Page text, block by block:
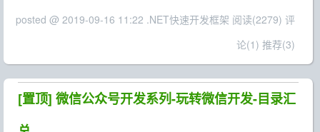
posted @ 2019-09-16 11:22 .NET快速开发框架 阅读(2279) 评
论(1) 推荐(3)
[置顶] 微信公众号开发系列-玩转微信开发-目录汇